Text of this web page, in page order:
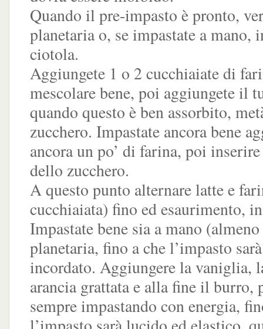
Quando il pre-impasto è pronto,
planetaria o, se impastate a mano,
ciotola.
Aggiungete 1 o 2 cucchiaiate di
mescolare bene, poi aggiungete il
quando questo è ben assorbito,
zucchero. Impastate ancora bene
ancora un po’ di farina, poi
dello zucchero.
A questo punto alternare latte e
cucchiaiata) fino ed esaurimento,
Impastate bene sia a mano
planetaria, fino a che l’impasto
incordato. Aggiungere la vaniglia,
arancia grattata e alla fine il burro,
sempre impastando con energia,